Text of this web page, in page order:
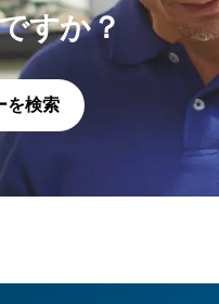
すか？
を検索